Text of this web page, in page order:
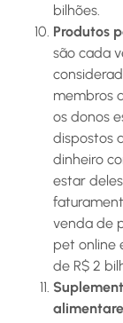
bilhões.
Produtos
são cada
membros
os donos
dispostos
dinheiro
estar
venda de
pet online
de R$ 2